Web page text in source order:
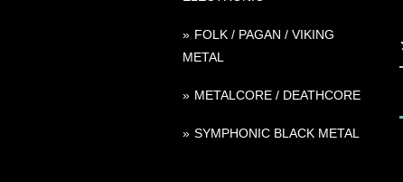
FOLK / PAGAN / VIKING
METAL
METALCORE / DEATHCORE
SYMPHONIC BLACK METAL